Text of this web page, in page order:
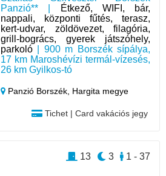
Panzió** |
Étkező, WIFI, bár,
nappali, központi fűtés, terasz,
kert-udvar, zöldövezet, filagória,
grill-bogrács, gyerek játszóhely,
parkoló | 900 m Borszék sípálya,
17 km Maroshévízi termál-vízesés,
26 km Gyilkos-tó
Panzió Borszék, Hargita megye
Tichet | Card vakációs jegy
1 - 37
3
13